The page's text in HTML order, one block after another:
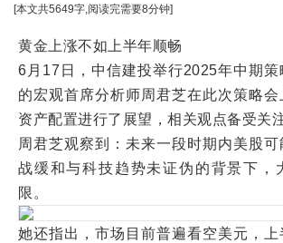
[本文共5649字,阅读完需要8分钟]
黄金上涨不如上半年顺畅
6月17日，中信建投举行2025年中期
的宏观首席分析师周君芝在此次策略
资产配置进行了展望，相关观点备受关注
周君芝观察到：未来一段时期内美股
战缓和与科技趋势未证伪的背景下，
限。
她还指出，市场目前普遍看空美元，上